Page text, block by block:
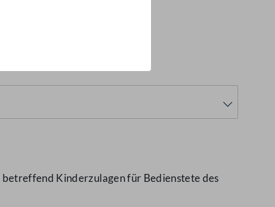
Kinderzulagen für Bedienstete des